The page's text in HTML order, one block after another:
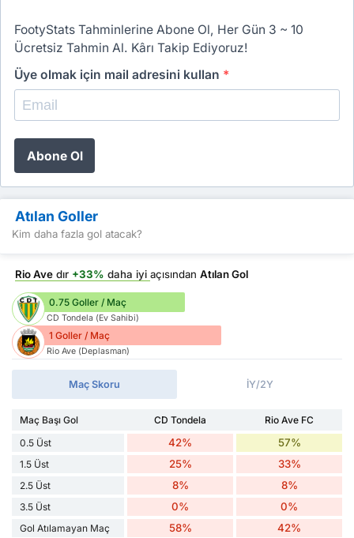
FootyStats Tahminlerine Abone Ol, Her Gün 3 ~ 10
Ücretsiz Tahmin Al. Kârı Takip Ediyoruz!
Üye olmak için mail adresini kullan *
Abone Ol
Atılan Goller
Kim daha fazla gol atacak?
Rio Ave dır +33% daha iyi açısından Atılan Gol
0.75 Goller / Maç
CD Tondela (Ev Sahibi)
1 Goller / Maç
Rio Ave (Deplasman)
Maç Skoru İY/2Y
Maç Başı Gol CD Tondela
Rio Ave FC
0.5 Üst
42% 57%
1.5 Üst 25% 33%
2.5 Üst 8% 8%
3.5 Üst 0% 0%
Gol Atılamayan Maç 58% 42%